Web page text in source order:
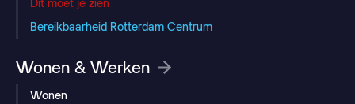
Bereikbaarheid Rotterdam Centrum
Wonen & Werken
Wonen